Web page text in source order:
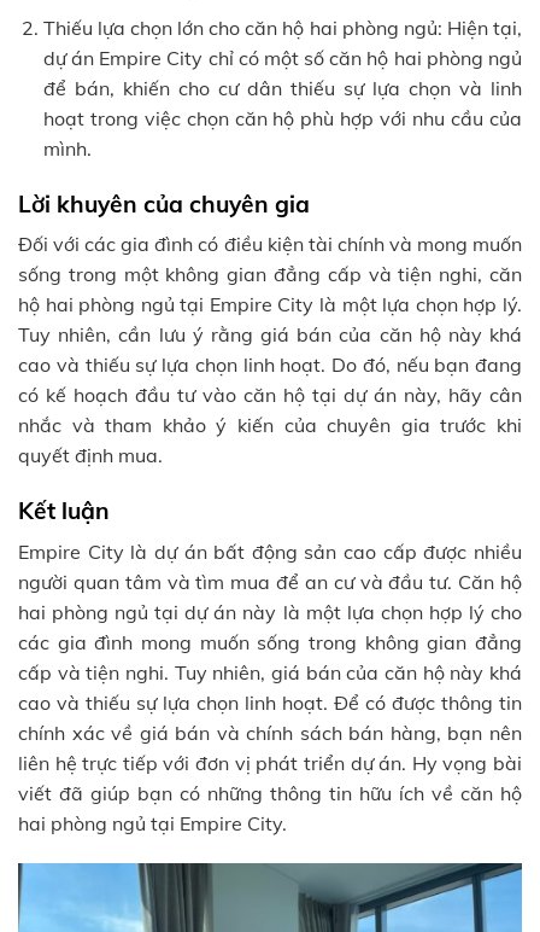
Thiếu lựa chọn lớn cho căn hộ hai phòng ngủ: Hiện tại,
dự án Empire City chỉ có một số căn hộ hai phòng ngủ
để bán, khiến cho cư dân thiếu sự lựa chọn và linh
hoạt trong việc chọn căn hộ phù hợp với nhu cầu của
mình.
Lời khuyên của chuyên gia
Đối với các gia đình có điều kiện tài chính và mong muốn
sống trong một không gian đẳng cấp và tiện nghi, căn
hộ hai phòng ngủ tại Empire City là một lựa chọn hợp lý.
Tuy nhiên, cần lưu ý rằng giá bán của căn hộ này khá
cao và thiếu sự lựa chọn linh hoạt. Do đó, nếu bạn đang
có kế hoạch đầu tư vào căn hộ tại dự án này, hãy cân
nhắc và tham khảo ý kiến của chuyên gia trước khi
quyết định mua.
Kết luận
Empire City là dự án bất động sản cao cấp được nhiều
người quan tâm và tìm mua để an cư và đầu tư. Căn hộ
hai phòng ngủ tại dự án này là một lựa chọn hợp lý cho
các gia đình mong muốn sống trong không gian đẳng
cấp và tiện nghi. Tuy nhiên, giá bán của căn hộ này khá
cao và thiếu sự lựa chọn linh hoạt. Để có được thông tin
chính xác về giá bán và chính sách bán hàng, bạn nên
liên hệ trực tiếp với đơn vị phát triển dự án. Hy vọng bài
viết đã giúp bạn có những thông tin hữu ích về căn hộ
hai phòng ngủ tại Empire City.